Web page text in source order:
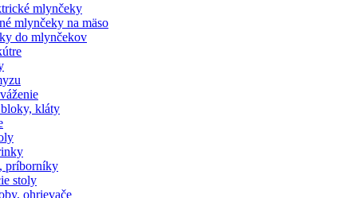
mlynčeky
mlynčeky na mäso
do mlynčekov
kláty
príborníky
stoly
ohrievače